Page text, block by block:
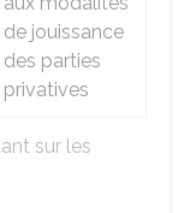
sur les
de jouissance
des parties
privatives